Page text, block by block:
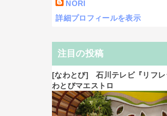
NORI
詳細プロフィールを表示
注目の投稿
[なわとび] 石川テレビ『リフレ
わとびマエストロ